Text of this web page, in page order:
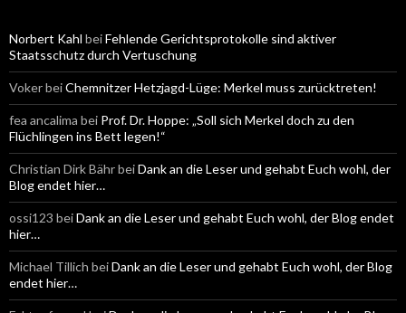
c
h
:
Norbert Kahl beiFehlende Gerichtsprotokolle sind aktiver
Staatsschutz durch Vertuschung
VokerbeiChemnitzer Hetzjagd-Lüge: Merkel muss zurücktreten!
fea ancalima bei Prof. Dr. Hoppe: „Soll sich Merkel doch zu den
Flüchlingen ins Bett legen!“
Christian Dirk BährbeiDank an die Leser und gehabt Euch wohl, der
Blog endet hier…
ossi123 beiDank an die Leser und gehabt Euch wohl, der Blog endet
hier…
Michael Tillich beiDank an die Leser und gehabt Euch wohl, der Blog
endet hier…